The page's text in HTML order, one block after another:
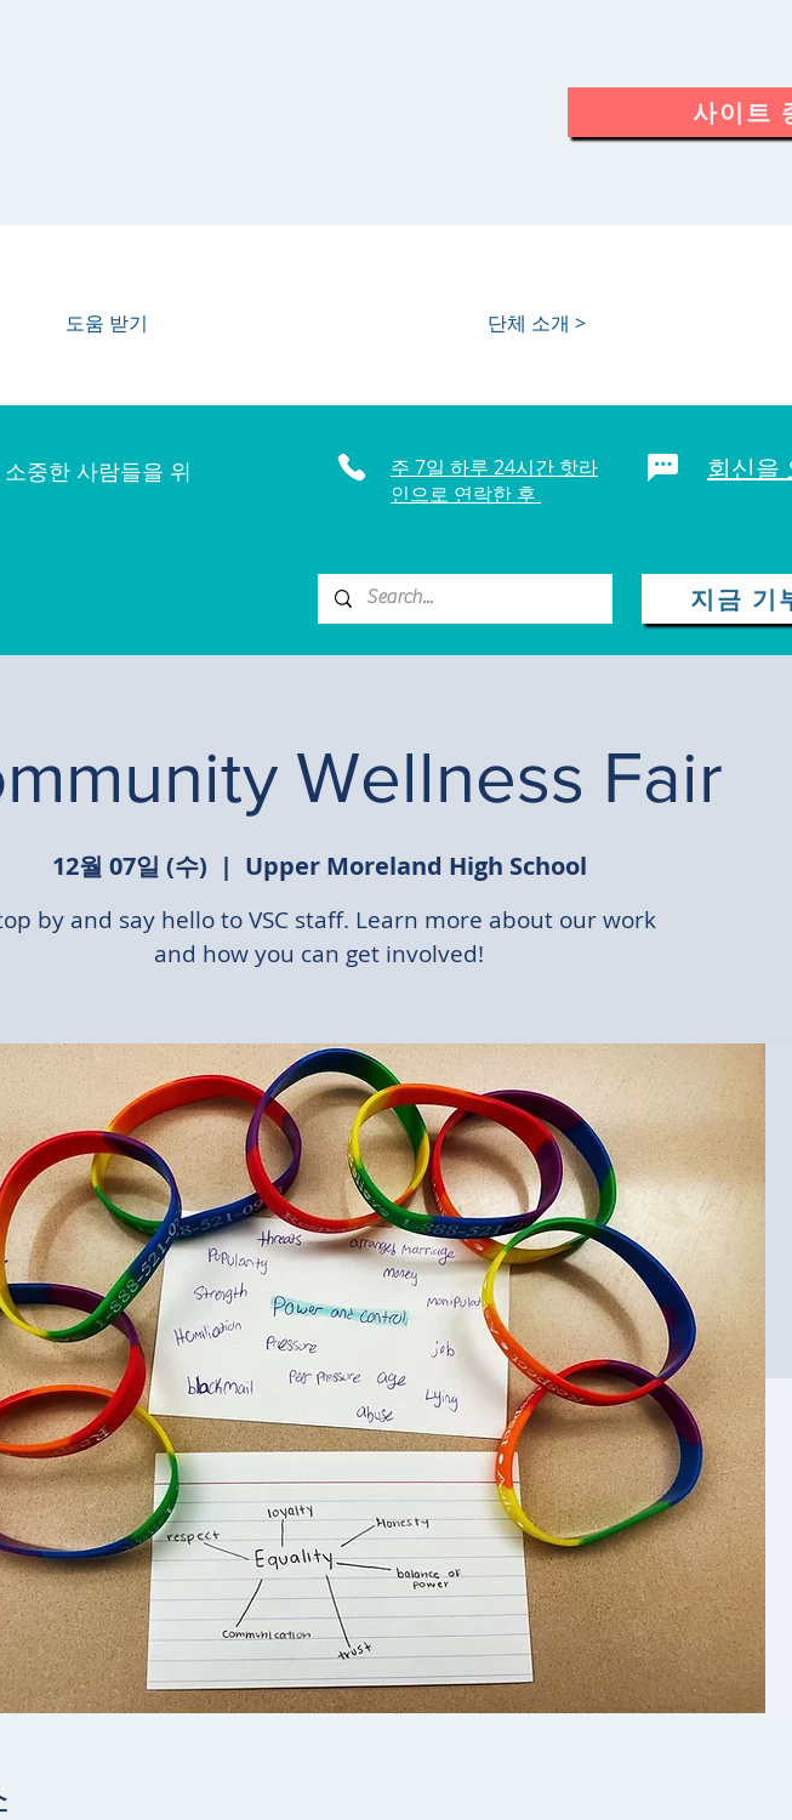
사이트
도움 받기 단체 소개 >
중한 사람들을 위
주 7일 하루 24시간 핫라
인으로 연락한 후
회신을
지금 기
Wellness Fair
12월 07일 (수)
  |
Upper Moreland High School
by and say hello to VSC staff. Learn more about our work
and how you can get involved!